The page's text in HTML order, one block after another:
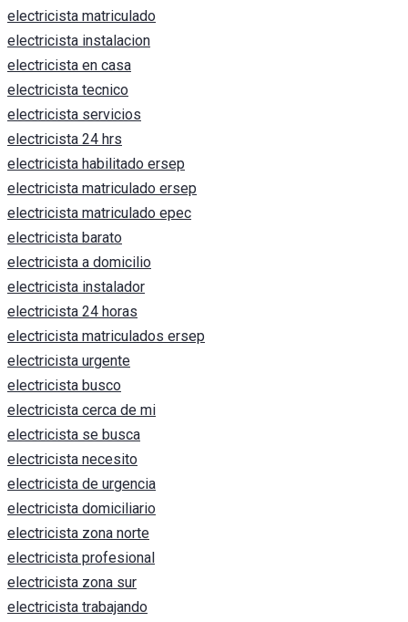
electricista matriculado
electricista instalacion
electricista en casa
electricista tecnico
electricista servicios
electricista 24 hrs
electricista habilitado ersep
electricista matriculado ersep
electricista matriculado epec
electricista barato
electricista a domicilio
electricista instalador
electricista 24 horas
electricista matriculados ersep
electricista urgente
electricista busco
electricista cerca de mi
electricista se busca
electricista necesito
electricista de urgencia
electricista domiciliario
electricista zona norte
electricista profesional
electricista zona sur
electricista trabajando